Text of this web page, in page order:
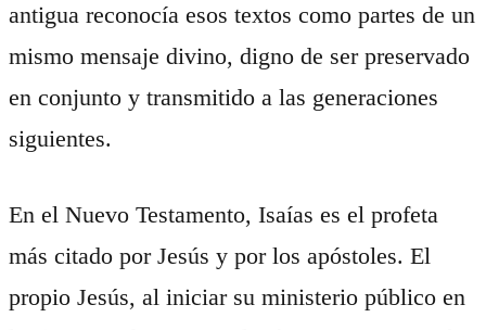
antigua reconocía esos textos como partes de un
mismo mensaje divino, digno de ser preservado
en conjunto y transmitido a las generaciones
siguientes.
En el Nuevo Testamento, Isaías es el profeta
más citado por Jesús y por los apóstoles. El
propio Jesús, al iniciar su ministerio público en